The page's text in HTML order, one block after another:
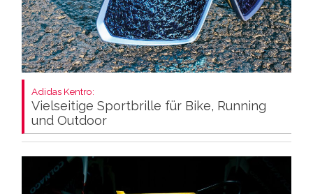
Adidas Kentro:
Vielseitige Sportbrille für Bike, Running
und Outdoor